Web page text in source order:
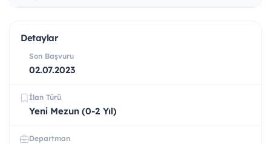
Detaylar
Son Başvuru
02.07.2023
İlan Türü
Yeni Mezun (0-2 Yıl)
Departman